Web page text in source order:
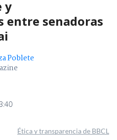
y
entre senadoras
Poblete
Ética y transparencia de BBCL